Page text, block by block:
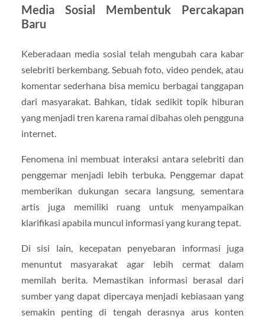
Media Sosial Membentuk Percakapan
Baru
Keberadaan media sosial telah mengubah cara kabar
selebriti berkembang. Sebuah foto, video pendek, atau
komentar sederhana bisa memicu berbagai tanggapan
dari masyarakat. Bahkan, tidak sedikit topik hiburan
yang menjadi tren karena ramai dibahas oleh pengguna
internet.
Fenomena ini membuat interaksi antara selebriti dan
penggemar menjadi lebih terbuka. Penggemar dapat
memberikan dukungan secara langsung, sementara
artis juga memiliki ruang untuk menyampaikan
klarifikasi apabila muncul informasi yang kurang tepat.
Di sisi lain, kecepatan penyebaran informasi juga
menuntut masyarakat agar lebih cermat dalam
memilah berita. Memastikan informasi berasal dari
sumber yang dapat dipercaya menjadi kebiasaan yang
semakin penting di tengah derasnya arus konten